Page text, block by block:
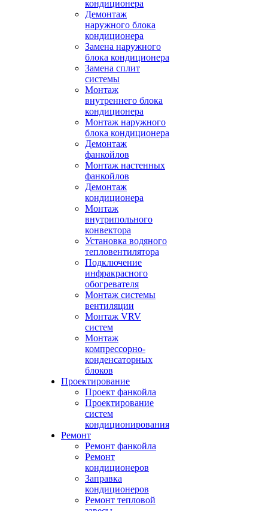
кондиционера
Демонтаж
наружного блока
кондиционера
Замена наружного
блока кондиционера
Замена сплит
системы
Монтаж
внутреннего блока
кондиционера
Монтаж наружного
блока кондиционера
Демонтаж
фанкойлов
Монтаж настенных
фанкойлов
Демонтаж
кондиционера
Монтаж
внутрипольного
конвектора
Установка водяного
тепловентилятора
Подключение
инфракрасного
обогревателя
Монтаж системы
вентиляции
Монтаж VRV
систем
Монтаж
компрессорно-
конденсаторных
блоков
Проектирование
Проект фанкойла
Проектирование
систем
кондиционирования
Ремонт
Ремонт фанкойла
Ремонт
кондиционеров
Заправка
кондиционеров
Ремонт тепловой